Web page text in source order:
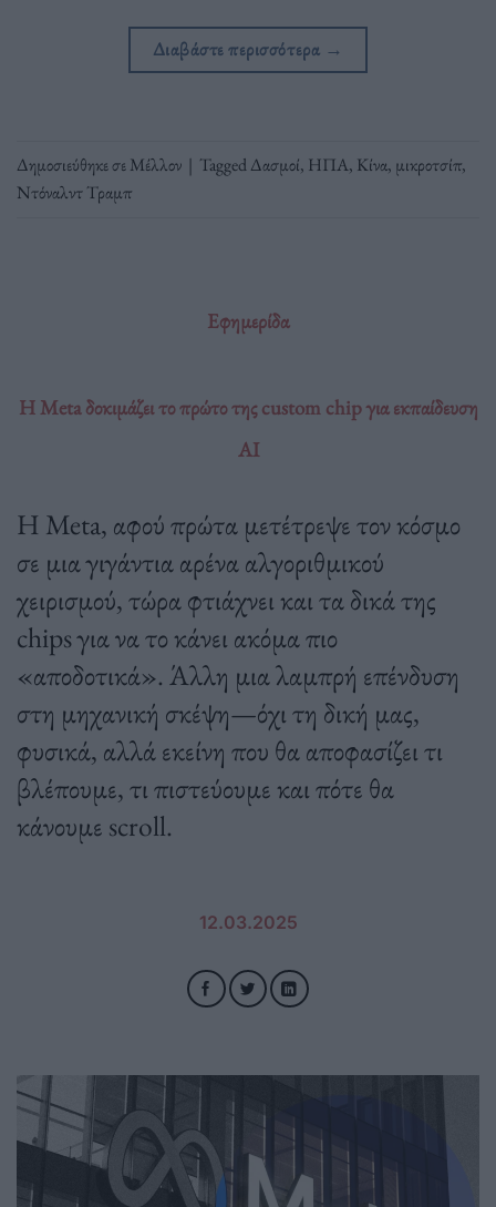
Διαβάστε περισσότερα →
Δημοσιεύθηκε σεΜέλλον | TaggedΔασμοί, ΗΠΑ, Κίνα, μικροτσίπ,
Ντόναλντ Τραμπ
Εφημερίδα
Η Meta δοκιμάζει το πρώτο της custom chip για εκπαίδευση
AI
Η Meta, αφού πρώτα μετέτρεψε τον κόσμο
σε μια γιγάντια αρένα αλγοριθμικού
χειρισμού, τώρα φτιάχνει και τα δικά της
chips για να το κάνει ακόμα πιο
«αποδοτικά». Άλλη μια λαμπρή επένδυση
στη μηχανική σκέψη—όχι τη δική μας,
φυσικά, αλλά εκείνη που θα αποφασίζει τι
βλέπουμε, τι πιστεύουμε και πότε θα
κάνουμε scroll.
12.03.2025